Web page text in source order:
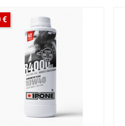
€